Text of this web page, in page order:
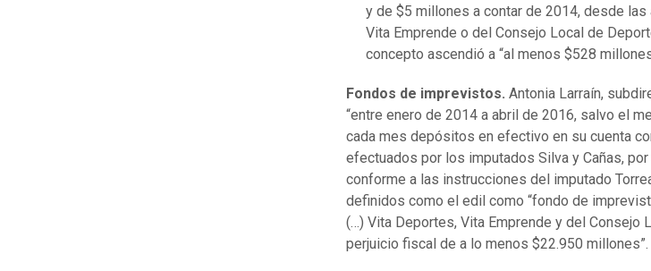
y de $5 millones a contar de 2014, desde
Vita Emprende o del Consejo Local de
concepto ascendió a “al menos $528
Fondos de imprevistos. Antonia Larraín,
“entre enero de 2014 a abril de 2016, salvo el
cada mes depósitos en efectivo en su cuenta
efectuados por los imputados Silva y Cañas,
conforme a las instrucciones del imputado
definidos como el edil como “fondo de
(…) Vita Deportes, Vita Emprende y del Consejo
perjuicio fiscal de a lo menos $22.950 millones”.